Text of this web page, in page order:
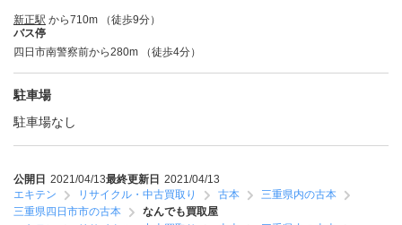
新正駅 から710m （徒歩9分）
バス停
四日市南警察前から280m （徒歩4分）
駐車場
駐車場なし
公開日 2021/04/13最終更新日 2021/04/13
エキテン
リサイクル・中古買取り 古本
三重県内の古本
三重県四日市市の古本
なんでも買取屋